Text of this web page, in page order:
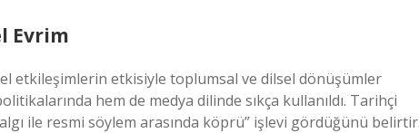
Evrim
etkileşimlerin etkisiyle toplumsal ve dilsel dönüşümler
hem de medya dilinde sıkça kullanıldı. Tarihçi
ile resmi söylem arasında köprü” işlevi gördüğünü